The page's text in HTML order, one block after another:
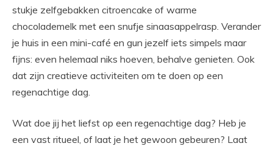
stukje zelfgebakken citroencake of warme
chocolademelk met een snufje sinaasappelrasp. Verander
je huis in een mini-café en gun jezelf iets simpels maar
fijns: even helemaal niks hoeven, behalve genieten. Ook
dat zijn creatieve activiteiten om te doen op een
regenachtige dag.
Wat doe jij het liefst op een regenachtige dag? Heb je
een vast ritueel, of laat je het gewoon gebeuren? Laat